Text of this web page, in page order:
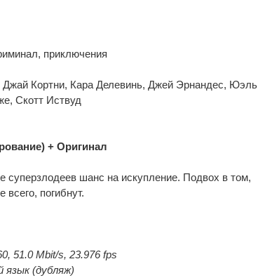
приключения
Кортни, Кара Делевинь, Джей Эрнандес, Юэль
Скотт Иствуд
+ Оригинал
суперзлодеев шанс на искупление. Подвох в том,
погибнут.
51.0 Mbit/s, 23.976 fps
язык (дубляж)